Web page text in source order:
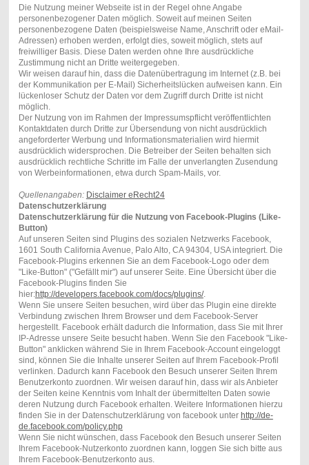
Die Nutzung meiner Webseite ist in der Regel ohne Angabe
personenbezogener Daten möglich. Soweit auf meinen Seiten
personenbezogene Daten (beispielsweise Name, Anschrift oder eMail-
Adressen) erhoben werden, erfolgt dies, soweit möglich, stets auf
freiwilliger Basis. Diese Daten werden ohne Ihre ausdrückliche
Zustimmung nicht an Dritte weitergegeben.
Wir weisen darauf hin, dass die Datenübertragung im Internet (z.B. bei
der Kommunikation per E-Mail) Sicherheitslücken aufweisen kann. Ein
lückenloser Schutz der Daten vor dem Zugriff durch Dritte ist nicht
möglich.
Der Nutzung von im Rahmen der Impressumspflicht veröffentlichten
Kontaktdaten durch Dritte zur Übersendung von nicht ausdrücklich
angeforderter Werbung und Informationsmaterialien wird hiermit
ausdrücklich widersprochen. Die Betreiber der Seiten behalten sich
ausdrücklich rechtliche Schritte im Falle der unverlangten Zusendung
von Werbeinformationen, etwa durch Spam-Mails, vor.
Quellenangaben: Disclaimer eRecht24
Datenschutzerklärung
Datenschutzerklärung für die Nutzung von Facebook-Plugins (Like-
Button)
Auf unseren Seiten sind Plugins des sozialen Netzwerks Facebook,
1601 South California Avenue, Palo Alto, CA 94304, USA integriert. Die
Facebook-Plugins erkennen Sie an dem Facebook-Logo oder dem
"Like-Button" ("Gefällt mir") auf unserer Seite. Eine Übersicht über die
Facebook-Plugins finden Sie
hier:http://developers.facebook.com/docs/plugins/.
Wenn Sie unsere Seiten besuchen, wird über das Plugin eine direkte
Verbindung zwischen Ihrem Browser und dem Facebook-Server
hergestellt. Facebook erhält dadurch die Information, dass Sie mit Ihrer
IP-Adresse unsere Seite besucht haben. Wenn Sie den Facebook "Like-
Button" anklicken während Sie in Ihrem Facebook-Account eingeloggt
sind, können Sie die Inhalte unserer Seiten auf Ihrem Facebook-Profil
verlinken. Dadurch kann Facebook den Besuch unserer Seiten Ihrem
Benutzerkonto zuordnen. Wir weisen darauf hin, dass wir als Anbieter
der Seiten keine Kenntnis vom Inhalt der übermittelten Daten sowie
deren Nutzung durch Facebook erhalten. Weitere Informationen hierzu
finden Sie in der Datenschutzerklärung von facebook unter http://de-
de.facebook.com/policy.php
Wenn Sie nicht wünschen, dass Facebook den Besuch unserer Seiten
Ihrem Facebook-Nutzerkonto zuordnen kann, loggen Sie sich bitte aus
Ihrem Facebook-Benutzerkonto aus.